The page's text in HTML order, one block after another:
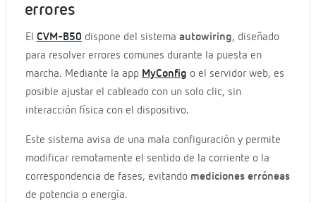
errores
El CVM-B50 dispone del sistema autowiring, diseñado
para resolver errores comunes durante la puesta en
marcha. Mediante la app MyConfig o el servidor web, es
posible ajustar el cableado con un solo clic, sin
interacción física con el dispositivo.
Este sistema avisa de una mala configuración y permite
modificar remotamente el sentido de la corriente o la
correspondencia de fases, evitando mediciones erróneas
de potencia o energía.